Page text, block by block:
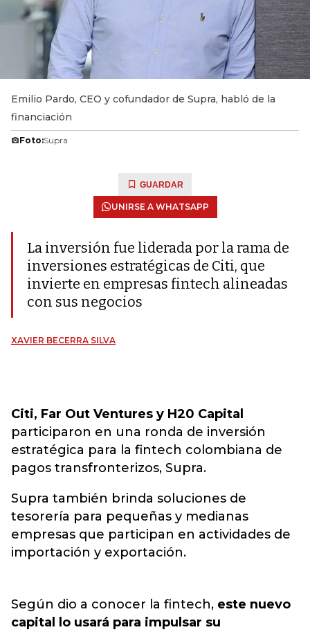
Emilio Pardo, CEO y cofundador de Supra, habló de la
financiación
Foto:Supra
GUARDAR
UNIRSE A WHATSAPP
La inversión fue liderada por la rama de
inversiones estratégicas de Citi, que
invierte en empresas fintech alineadas
con sus negocios
XAVIER BECERRA SILVA
Citi, Far Out Ventures y H20 Capital
participaron en una ronda de inversión
estratégica para la fintech colombiana de
pagos transfronterizos, Supra.
Supra también brinda soluciones de
tesorería para pequeñas y medianas
empresas que participan en actividades de
importación y exportación.
Según dio a conocer la fintech, este nuevo
capital lo usará para impulsar su